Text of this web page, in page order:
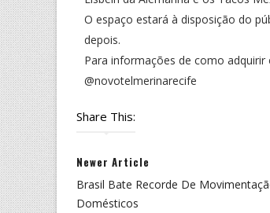
O espaço estará à disposição do
depois.
Para informações de como
@novotelmerinarecife
Share This:
Newer Article
Brasil Bate Recorde De
Domésticos